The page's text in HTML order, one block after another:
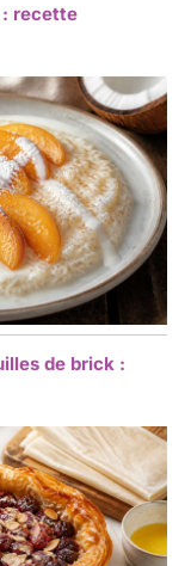
: recette
de brick :